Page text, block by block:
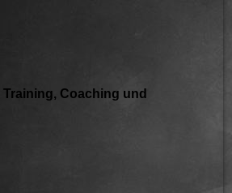
Training, Coaching und